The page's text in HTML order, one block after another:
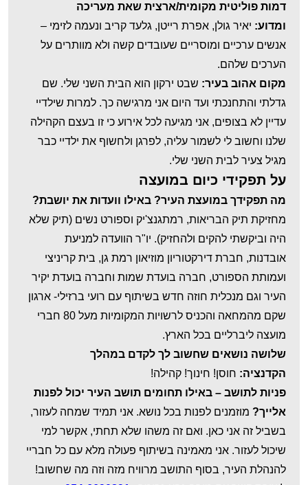
דמות פוליטית מקומית/ארצית שאת מעריכה
ומדוע: יאיר גולן, אפרת רייטן, גלעד קריב ונעמה לזימי –
אנשים ערכיים ומוסריים שעובדים קשה ולא מוותרים על
הערכים שלהם.
⁠מקום אהוב בעיר: שבט ירקון הוא הבית השני שלי. שם
גדלתי והתחנכתי ועד היום אני מרגישה כך. למרות שילדיי
עדיין לא בצופים, אני מגיעה לכל אירוע כי זו בעצם הקהילה
שלנו וחשוב לי לשמור עליה, לפרגן ולחשוף את ילדיי כבר
מגיל צעיר לבית השני שלי.
על תפקידי כיום במועצה
מה תפקידך במועצת העיר? באילו וועדות את יושבת?
מחזיקת תיק הבריאות, רמתגנצ'יק וספורט נשים (תיק שלא
היה וביקשתי להקים ולהחזיק). יו"ר הוועדה למניעת
אובדנות, חברת דירקטוריון מוזיאון רמת גן, בית קריניצי
ועמותת הספורט, חברה בועדת שמות וחברה בועדת יקיר
העיר וגם מנכלית חוזה חדש בשיתוף עם רועי ברזילי- ארגון
שקם מהמחאה והכניס לרשויות המקומיות מעל 80 חברי
מועצה ליברליים בכל הארץ.
שלושה נושאים שחשוב לך לקדם במהלך
הקדנציה: חוסן! חינוך! קהילה!
פניות לתושב – באילו תחומים תושב העיר יכול לפנות
אלייך? מוזמנים לפנות בכל נושא. אני תמיד שמחה לעזור,
בשביל זה אני כאן. ואם זה משהו שלא תחתי, אקשר למי
שיכול לעזור. אני מאמינה בשיתוף פעולה מלא עם כל חבריי
להנהלת העיר, בסוף התושב מרוויח מזה וזה מה שחשוב!